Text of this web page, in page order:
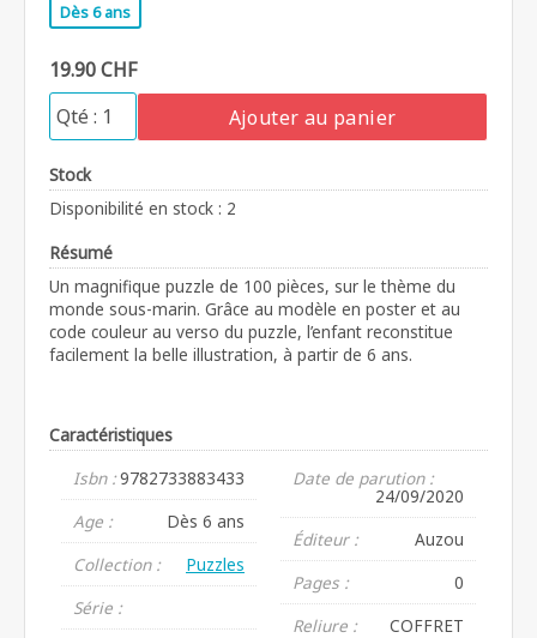
Dès 6 ans
19.90 CHF
Ajouter au panier
Stock
Disponibilité en stock : 2
Résumé
Un magnifique puzzle de 100 pièces, sur le thème du
monde sous-marin. Grâce au modèle en poster et au
code couleur au verso du puzzle, l’enfant reconstitue
facilement la belle illustration, à partir de 6 ans.
Caractéristiques
Isbn :9782733883433
Age :
Dès 6 ans
Collection :
Puzzles
Série :
Date de parution :
24/09/2020
Éditeur :
Auzou
Pages :
0
Reliure :
COFFRET